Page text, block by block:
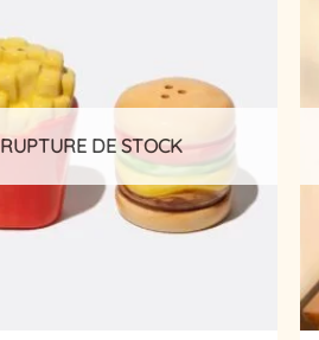
RUPTURE DE STOCK